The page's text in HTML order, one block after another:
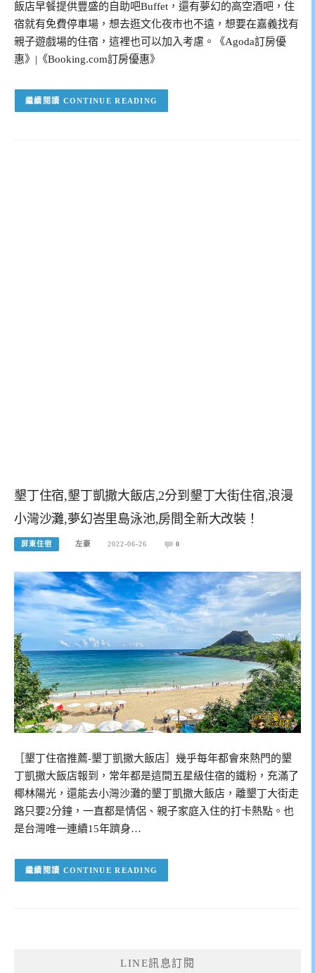
飯店早餐提供豐盛的自助吧Buffet，還有夢幻的高空酒吧，住
宿就有免費停車場，想去逛文化夜市也不遠，想要在嘉義找有
親子遊戲場的住宿，這裡也可以加入考慮。《Agoda訂房優
惠》|《Booking.com訂房優惠》
CONTINUE READING
墾丁住宿,墾丁凱撒大飯店,2分到墾丁大街住宿,浪漫
小灣沙灘,夢幻峇里島泳池,房間全新大改裝！
屏東住宿 左豪 2022-06-26 0
［墾丁住宿推薦-墾丁凱撒大飯店］幾乎每年都會來熱門的墾
丁凱撒大飯店報到，常年都是這間五星級住宿的鐵粉，充滿了
椰林陽光，還能去小灣沙灘的墾丁凱撒大飯店，離墾丁大街走
路只要2分鐘，一直都是情侶、親子家庭入住的打卡熱點。也
是台灣唯一連續15年躋身…
CONTINUE READING
LINE訊息訂閱